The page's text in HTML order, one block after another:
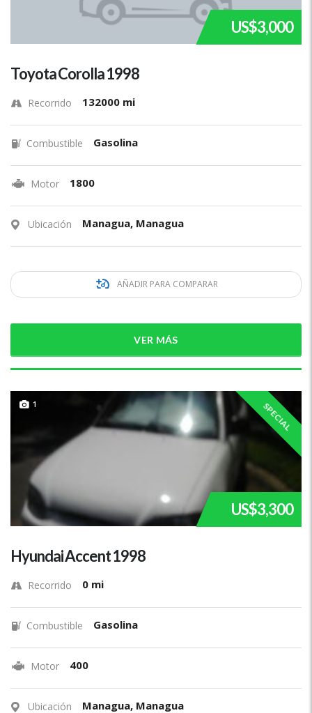
US$3,000
Toyota Corolla 1998
Recorrido 132000 mi
Combustible Gasolina
Motor 1800
Ubicación Managua, Managua
AÑADIR PARA COMPARAR
VER MÁS
1 SPECIAL
US$3,300
Hyundai Accent 1998
Recorrido 0 mi
Combustible Gasolina
Motor 400
Ubicación Managua, Managua